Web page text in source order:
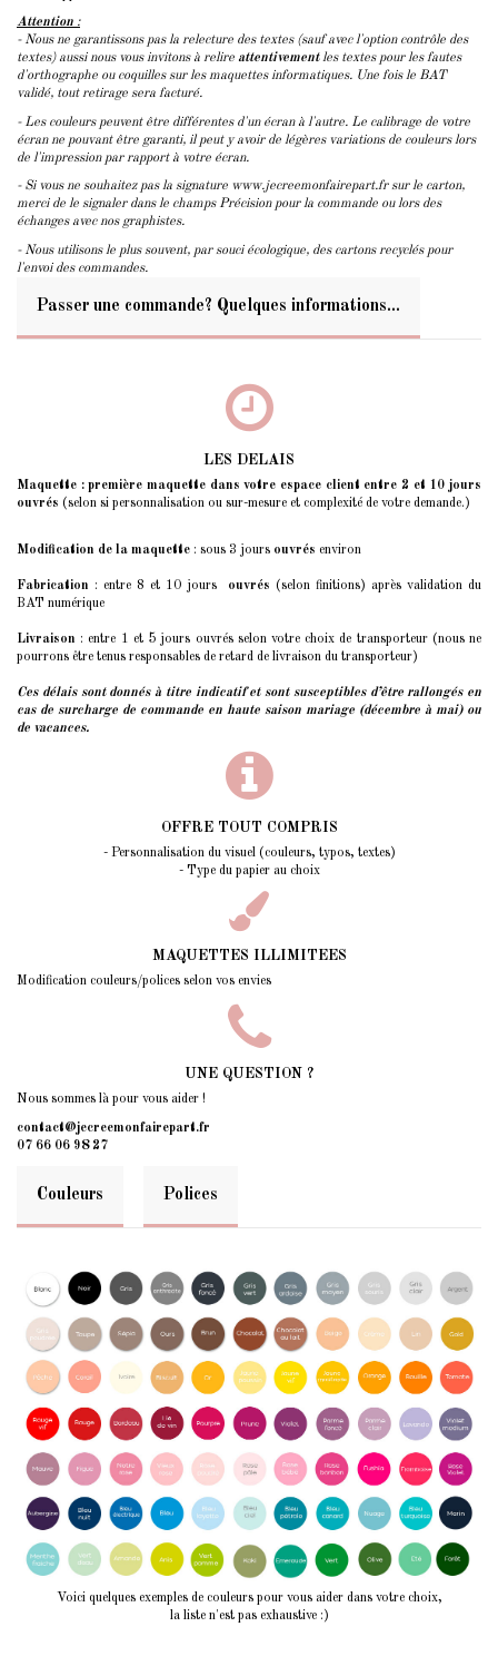
Attention :
- Nous ne garantissons pas la relecture des textes (sauf avec l'option contrôle des
textes) aussi nous vous invitons à relire attentivementles textes pour les fautes
d'orthographe ou coquilles sur les maquettes informatiques. Une fois le BAT
validé, tout retirage sera facturé.
- Les couleurs peuvent être différentes d'un écran à l'autre. Le calibrage de votre
écran ne pouvant être garanti, il peut y avoir de légères variations de couleurs lors
de l'impression par rapport à votre écran.
- Si vous ne souhaitez pas la signature www.jecreemonfairepart.fr sur le carton,
merci de le signaler dans le champs Précision pour la commande ou lors des
échanges avec nos graphistes.
- Nous utilisons le plus souvent, par souci écologique, des cartons recyclés pour
l'envoi des commandes.
Passer une commande? Quelques informations...
LES DELAIS
Maquette : première maquette dans votre espace client entre 2 et 10 jours
ouvrés (selon si personnalisation ou sur-mesure et complexité de votre demande.)
Modification de la maquette : sous 3 jours ouvrés environ
Fabrication : entre 8 et 10 jours ouvrés (selon finitions) après validation du
BAT numérique
Livraison : entre 1 et 5 jours ouvrés selon votre choix de transporteur (nous ne
pourrons être tenus responsables de retard de livraison du transporteur)
Ces délais sont donnés à titre indicatif et sont susceptibles d’être rallongés en
cas de surcharge de commande en haute saison mariage (décembre à mai) ou
de vacances.
OFFRE TOUT COMPRIS
- Personnalisation du visuel (couleurs, typos, textes)
- Type du papier au choix
MAQUETTES ILLIMITEES
Modification couleurs/polices selon vos envies
UNE QUESTION ?
Nous sommes là pour vous aider !
contact@jecreemonfairepart.fr
07 66 06 98 27
Couleurs Polices
Voici quelques exemples de couleurs pour vous aider dans votre choix,
la liste n'est pas exhaustive :)